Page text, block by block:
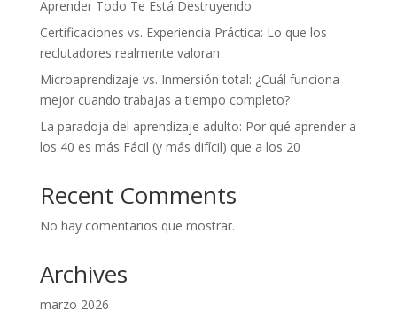
Aprender Todo Te Está Destruyendo
Certificaciones vs. Experiencia Práctica: Lo que los
reclutadores realmente valoran
Microaprendizaje vs. Inmersión total: ¿Cuál funciona
mejor cuando trabajas a tiempo completo?
La paradoja del aprendizaje adulto: Por qué aprender a
los 40 es más Fácil (y más difícil) que a los 20
Recent Comments
No hay comentarios que mostrar.
Archives
marzo 2026